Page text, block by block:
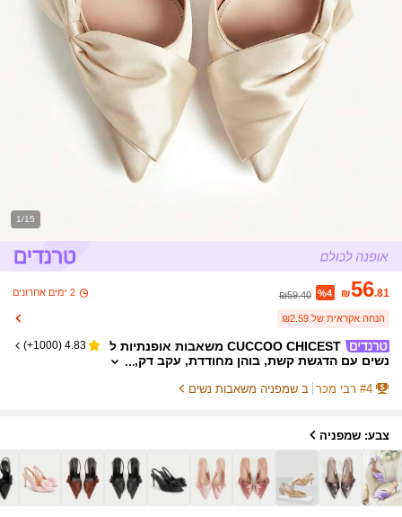
1/15
₪56.81
%4
₪59.40 2 ימים אחרונים
הנחה אקראית של ₪2.59
CUCCOO CHICEST משאבות אופנתיות ל
נשים עם הדגשת קשת, בוהן מחודדת, עקב דק,
4.83
(
1000+
)
#4 רבי מכר ב שמפניה משאבות נשים
צבע: שמפניה